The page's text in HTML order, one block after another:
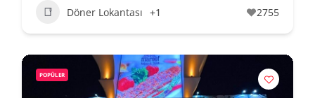
Döner Lokantası +1 2755
POPÜLER